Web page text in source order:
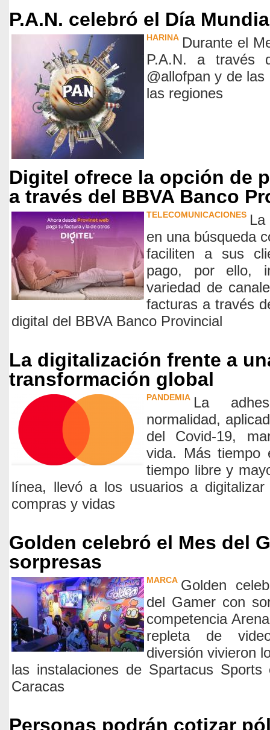
P.A.N. celebró el Día
HARINA Durante el
P.A.N. a través
@allofpan y de
las regiones
Digitel ofrece la opción de
a través del BBVA Banco
TELECOMUNICACIONES
en una búsqueda
faciliten a sus
pago, por ello,
variedad de
facturas a través
digital del BBVA Banco Provincial
La digitalización frente a
transformación global
PANDEMIA La
normalidad,
del Covid-19,
vida. Más tiempo
tiempo libre y
línea, llevó a los usuarios a
compras y vidas
Golden celebró el Mes del
sorpresas
MARCA Golden
del Gamer con
competencia
repleta de
diversión vivieron
las instalaciones de Spartacus
Caracas
Personas podrán cotizar